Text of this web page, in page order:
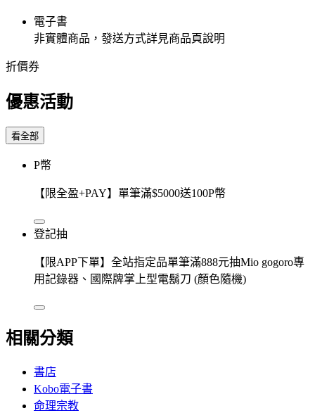
電子書
非實體商品，發送方式詳見商品頁說明
折價券
優惠活動
看全部
P幣
【限全盈+PAY】單筆滿$5000送100P幣
登記抽
【限APP下單】全站指定品單筆滿888元抽Mio gogoro專
用記錄器、國際牌掌上型電鬍刀 (顏色隨機)
相關分類
書店
Kobo電子書
命理宗教